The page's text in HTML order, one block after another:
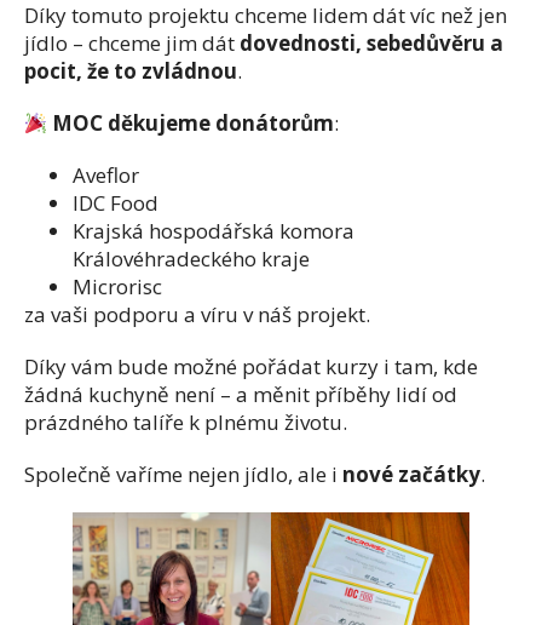
Díky tomuto projektu chceme lidem dát víc než jen
jídlo – chceme jim dát dovednosti, sebedůvěru a
pocit, že to zvládnou.
MOC děkujeme donátorům:
Aveflor
IDC Food
Krajská hospodářská komora
Královéhradeckého kraje
Microrisc
za vaši podporu a víru v náš projekt.
Díky vám bude možné pořádat kurzy i tam, kde
žádná kuchyně není – a měnit příběhy lidí od
prázdného talíře k plnému životu.
Společně vaříme nejen jídlo, ale i nové začátky.